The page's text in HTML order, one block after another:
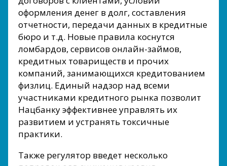
оформления денег в долг, составления
отчетности, передачи данных в кредитные
бюро и т.д. Новые правила коснутся
ломбардов, сервисов онлайн-займов,
кредитных товариществ и прочих
компаний, занимающихся кредитованием
физлиц. Единый надзор над всеми
участниками кредитного рынка позволит
Нацбанку эффективнее управлять их
развитием и устранять токсичные
практики.
Также регулятор введет несколько